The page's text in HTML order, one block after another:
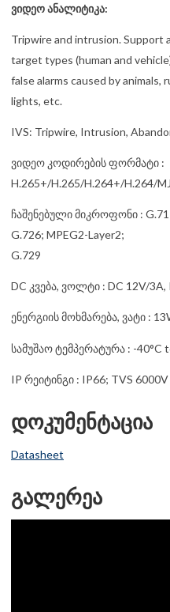
ვიდეო ანალიტიკა:
Tripwire and intrusion. Support
target types (human and
false alarms caused by animals,
lights, etc.
IVS: Tripwire, Intrusion,
ვიდეო კოდირების ფორმატი :
H.265+/H.265/H.264+/H.264/
ჩაშენებული მიკროფონი :
G.726; MPEG2-Layer2;
G.729
DC კვება, ვოლტი : DC 12V/3A,
ენერგიის მოხმარება, ვატი :
სამუშაო ტემპერატურა : -40°C
IP რეიტინგი : IP66; TVS
დოკუმენტაცია
Datasheet
გალერეა